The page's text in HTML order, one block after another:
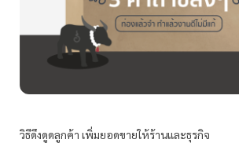
วิธีดึงดูดลูกค้า เพิ่มยอดขายให้ร้านและธุรกิจ